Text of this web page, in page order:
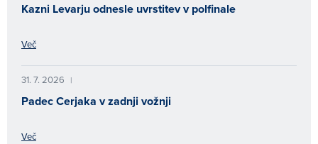
Kazni Levarju odnesle uvrstitev v polfinale
Več
31. 7. 2026 |
Padec Cerjaka v zadnji vožnji
Več